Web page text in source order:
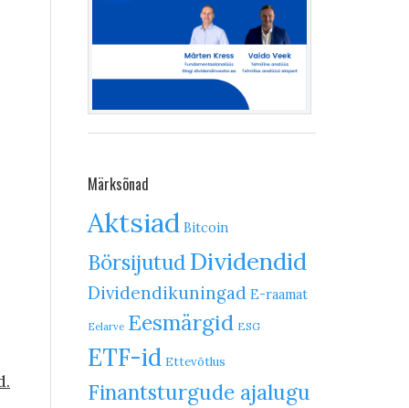
Märksõnad
Aktsiad Bitcoin
Börsijutud Dividendid
Dividendikuningad E-raamat
Eelarve Eesmärgid ESG
ETF-id Ettevõtlus
Finantsturgude ajalugu